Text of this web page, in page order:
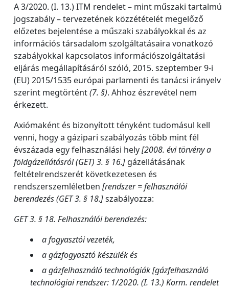
A 3/2020. (I. 13.) ITM rendelet – mint műszaki tartalmú
jogszabály – tervezetének közzétételét megelőző
előzetes bejelentése a műszaki szabályokkal és az
információs társadalom szolgáltatásaira vonatkozó
szabályokkal kapcsolatos információszolgáltatási
eljárás megállapításáról szóló, 2015. szeptember 9-i
(EU) 2015/1535 európai parlamenti és tanácsi irányelv
szerint megtörtént(7. §). Ahhoz észrevétel nem
érkezett.
Axiómaként és bizonyított tényként tudomásul kell
venni, hogy a gázipari szabályozás több mint fél
évszázada egy felhasználási hely[2008. évi törvény a
földgázellátásról (GET) 3. § 16.] gázellátásának
feltételrendszerét következetesen és
rendszerszemléletben [rendszer = felhasználói
berendezés (GET 3. § 18.]szabályozza:
GET 3. § 18. Felhasználói berendezés:
a fogyasztói vezeték,
a gázfogyasztó készülék és
a gázfelhasználó technológiák [gázfelhasználó
technológiai rendszer: 1/2020. (I. 13.) Korm. rendelet